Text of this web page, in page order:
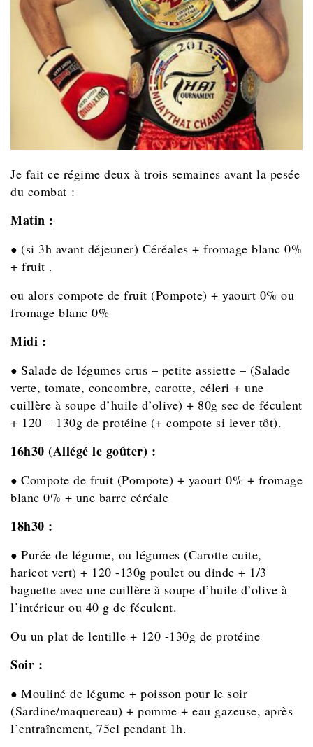
Je fait ce régime deux à trois semaines avant la pesée
du combat :
Matin :
● (si 3h avant déjeuner) Céréales + fromage blanc 0%
+ fruit .
ou alors compote de fruit (Pompote) + yaourt 0% ou
fromage blanc 0%
Midi :
● Salade de légumes crus – petite assiette – (Salade
verte, tomate, concombre, carotte, céleri + une
cuillère à soupe d’huile d’olive) + 80g sec de féculent
+ 120 – 130g de protéine (+ compote si lever tôt).
16h30 (Allégé le goûter) :
● Compote de fruit (Pompote) + yaourt 0% + fromage
blanc 0% + une barre céréale
18h30 :
● Purée de légume, ou légumes (Carotte cuite,
haricot vert) + 120 -130g poulet ou dinde + 1/3
baguette avec une cuillère à soupe d’huile d’olive à
l’intérieur ou 40 g de féculent.
Ou un plat de lentille + 120 -130g de protéine
Soir :
● Mouliné de légume + poisson pour le soir
(Sardine/maquereau) + pomme + eau gazeuse, après
l’entraînement, 75cl pendant 1h.